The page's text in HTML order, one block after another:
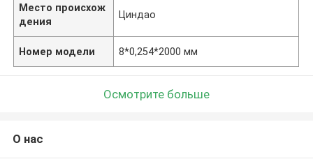
Место происхож
дения
Циндао
Номер модели 8*0,254*2000 мм
Осмотрите больше
О нас